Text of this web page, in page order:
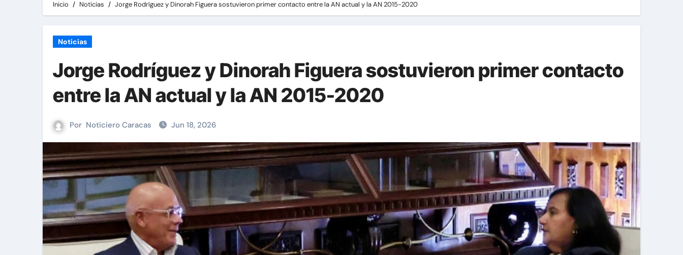
Inicio Noticias Jorge Rodríguez y Dinorah Figuera sostuvieron primer contacto entre la AN actual y la AN 2015-2020
Noticias
Jorge Rodríguez y Dinorah Figuera sostuvieron primer contacto
entre la AN actual y la AN 2015-2020
Por Noticiero Caracas Jun 18, 2026